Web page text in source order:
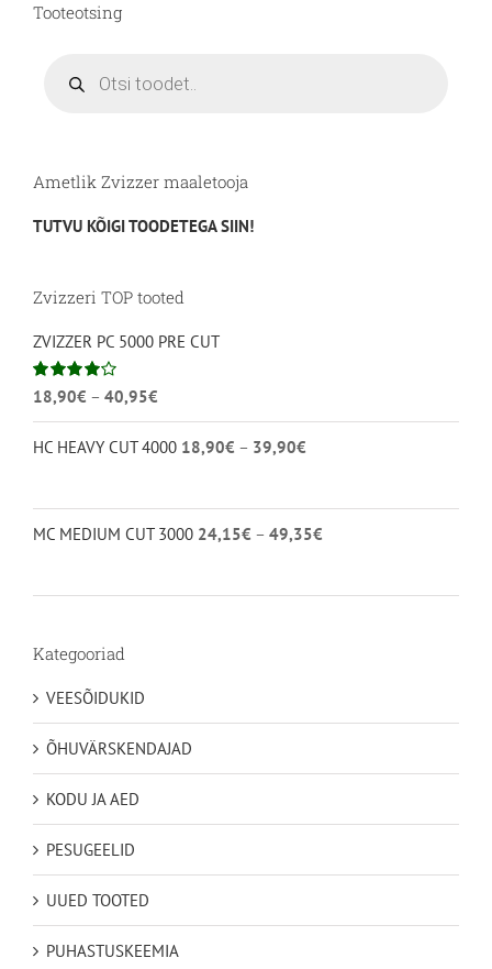
Tooteotsing
search
Ametlik Zvizzer maaletooja
TUTVU KÕIGI TOODETEGA SIIN!
Zvizzeri TOP tooted
ZVIZZER PC 5000 PRE CUT
Hinnanguga
4.00
18,90€ – 40,95€
18,90€
kuni
HC HEAVY CUT 4000 18,90€ – 39,90€
39,90€
MC MEDIUM CUT 3000 24,15€ – 49,35€
Kategooriad
VEESÕIDUKID
ÕHUVÄRSKENDAJAD
KODU JA AED
PESUGEELID
UUED TOOTED
PUHASTUSKEEMIA